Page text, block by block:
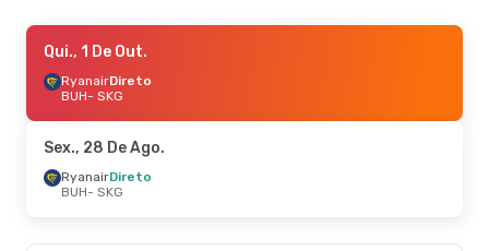
Ter., 6 De Out.
RyanairDireto
BUH- SKG
SKG- BUH
Seg., 24 De Ago.
Qui., 1 De Out.
RyanairDireto
BUH- SKG
Sex., 28 De Ago.
RyanairDireto
BUH- SKG